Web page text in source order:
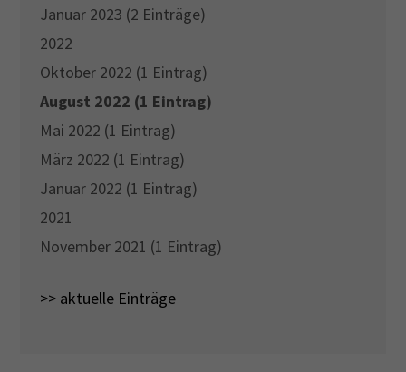
Januar 2023 (2 Einträge)
2022
Oktober 2022 (1 Eintrag)
August 2022 (1 Eintrag)
Mai 2022 (1 Eintrag)
März 2022 (1 Eintrag)
Januar 2022 (1 Eintrag)
2021
November 2021 (1 Eintrag)
>> aktuelle Einträge